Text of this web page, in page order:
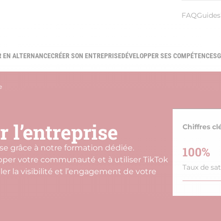
Menu
FAQGuides
EN ALTERNANCECRÉER SON ENTREPRISEDÉVELOPPER SES COMPÉTENCES
l’entreprise
grâce à notre formation dédiée.
votre communauté et à utiliser TikTok
la visibilité et l’engagement de votre
Chiffres
100%
Taux de